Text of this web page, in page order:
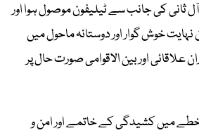
ثانی کی جانب سے ٹیلیفون موصول ہوا اور
نہایت خوش گوار اور دوستانہ ماحول میں
اور بین الاقوامی صورت حال پر
خطے میں کشیدگی کے خاتمے اور امن و